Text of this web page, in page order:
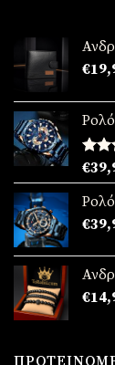
€
με
από
€
€
€